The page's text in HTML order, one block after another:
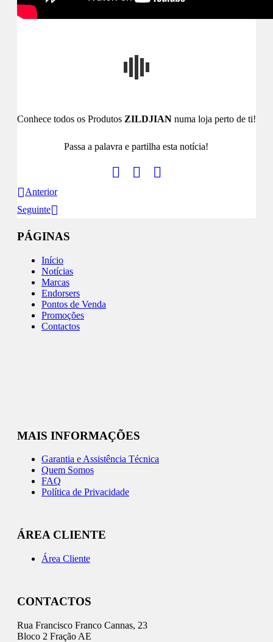
Conhece todos os Produtos ZILDJIAN numa loja perto de ti!
Passa a palavra e partilha esta notícia!
Anterior
Seguinte
PÁGINAS
Início
Notícias
Marcas
Endorsers
Pontos de Venda
Promoções
Contactos
MAIS INFORMAÇÕES
Garantia e Assistência Técnica
Quem Somos
FAQ
Política de Privacidade
ÁREA CLIENTE
Área Cliente
CONTACTOS
Rua Francisco Franco Cannas, 23
Bloco 2 Fração AE